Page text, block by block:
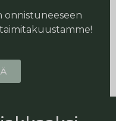
onnistuneeseen